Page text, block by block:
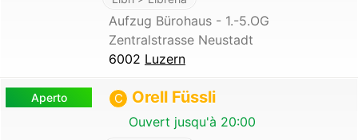
Aufzug Bürohaus - 1.-5.OG
Zentralstrasse Neustadt
6002 Luzern
Aperto C Orell Füssli
Ouvert jusqu'à 20:00